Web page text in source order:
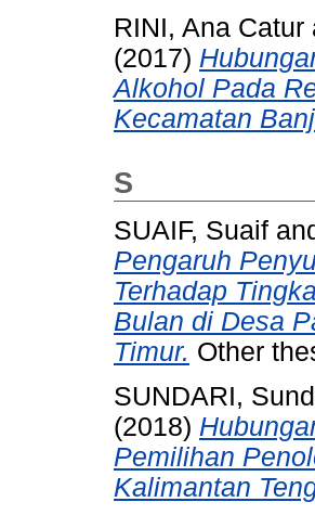
RINI, Ana Catur
(2017)
Alkohol Pada
Kecamatan
S
SUAIF, Suaif
Pengaruh
Terhadap
Bulan di Desa
Timur. Other
SUNDARI,
(2018)
Pemilihan
Kalimantan